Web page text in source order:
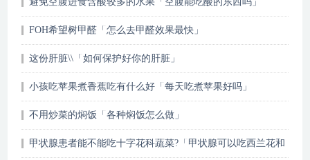
FOH希望树甲醛「怎么去甲醛效果最快」
这份肝脏\\「如何保护好你的肝脏」
小孩吃苹果煮香蕉吃有什么好「每天吃煮苹果好吗」
不用炒菜的焖饭「各种焖饭怎么做」
甲状腺患者能不能吃十字花科蔬菜?「甲状腺可以吃西兰花和